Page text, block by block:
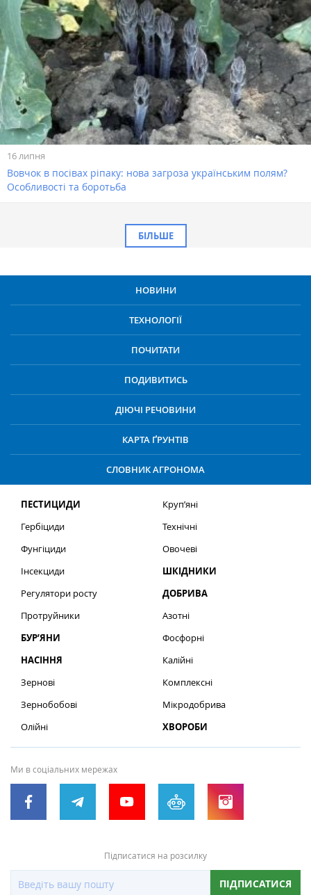
16 липня
Вовчок в посівах ріпаку: нова загроза українським полям?
Особливості та боротьба
БІЛЬШЕ
НОВИНИ
ТЕХНОЛОГІЇ
ПОЧИТАТИ
ПОДИВИТИСЬ
ДІЮЧІ РЕЧОВИНИ
КАРТА ҐРУНТІВ
СЛОВНИК АГРОНОМА
ПЕСТИЦИДИ
Гербіциди
Фунгіциди
Інсекциди
Регулятори росту
Протруйники
БУР’ЯНИ
НАСІННЯ
Зернові
Зернобобові
Олійні
Круп’яні
Технічні
Овочеві
ШКІДНИКИ
ДОБРИВА
Азотні
Фосфорні
Калійні
Комплексні
Мікродобрива
ХВОРОБИ
Ми в соціальних мережах
Підписатися на розсилку
ПІДПИСАТИСЯ